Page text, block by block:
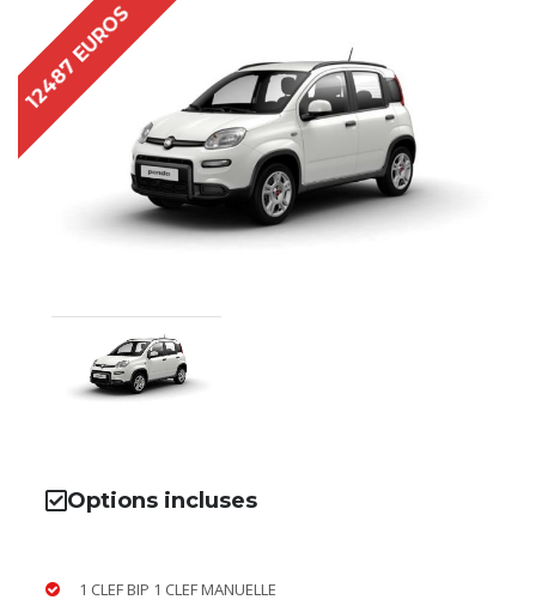
12487 EUROS
Options incluses
1 CLEF BIP 1 CLEF MANUELLE